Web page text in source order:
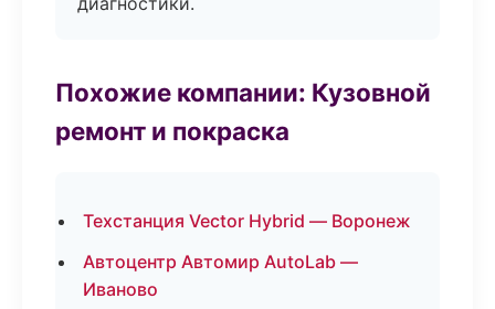
Похожие компании: Кузовной
ремонт и покраска
Техстанция Vector Hybrid — Воронеж
Автоцентр Автомир AutoLab —
Иваново